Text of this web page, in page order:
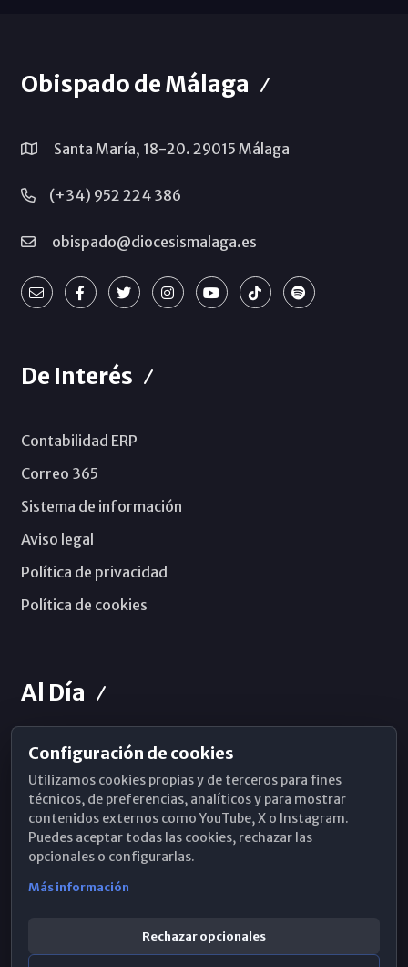
Obispado de Málaga
Santa María, 18-20. 29015 Málaga
(+34) 952 224 386
obispado@diocesismalaga.es
De Interés
Contabilidad ERP
Correo 365
Sistema de información
Aviso legal
Política de privacidad
Política de cookies
Al Día
Horarios de Misa
Hemeroteca
WhatsApp
Configuración de cookies
Utilizamos cookies propias y de terceros para fines
técnicos, de preferencias, analíticos y para mostrar
contenidos externos como YouTube, X o Instagram.
Puedes aceptar todas las cookies, rechazar las
opcionales o configurarlas.
Más información
Rechazar opcionales